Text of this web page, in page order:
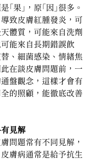
果」，原「因」很多。
致皮膚紅腫發炎，可
體質，可能來自洗劑
能來自長期錯誤飲
、細菌感染、情緒焦
在談皮膚問題前，一
盤觀念，這樣才會有
的照顧，能徹底改善
見解
問題常有不同見解，
膚病通常是給予抗生